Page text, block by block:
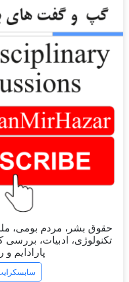
حقوق بشر، مردم بومی،
تکنولوژی، ادبیات، بررسی
پارادایم و